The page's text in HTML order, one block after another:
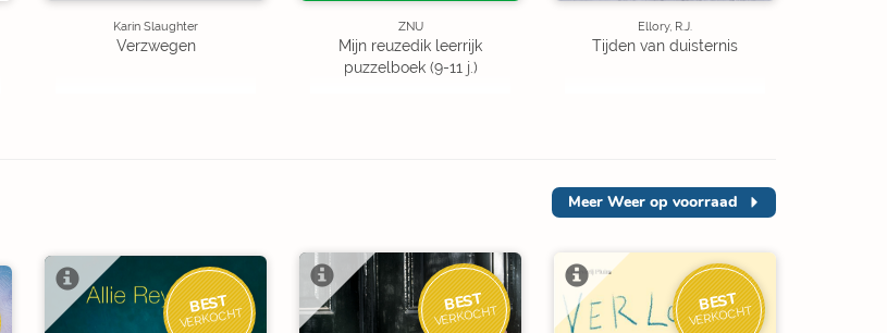
Karin Slaughter
Verzwegen
ZNU
Mijn reuzedik leerrijk
puzzelboek (9-11 j.)
Ellory, R.J.
Tijden van duisternis
Meer Weer op voorraad
BEST
VERKOCHT
BEST
VERKOCHT
BEST
VERKOCHT